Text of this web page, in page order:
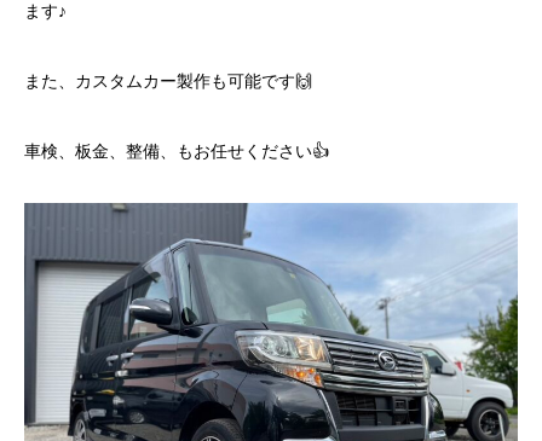
ます♪
また、カスタムカー製作も可能です🙌
車検、板金、整備、もお任せください👍